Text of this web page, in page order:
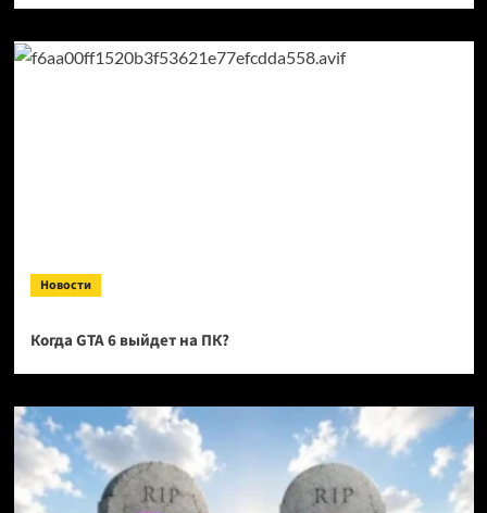
Новости
Когда GTA 6 выйдет на ПК?